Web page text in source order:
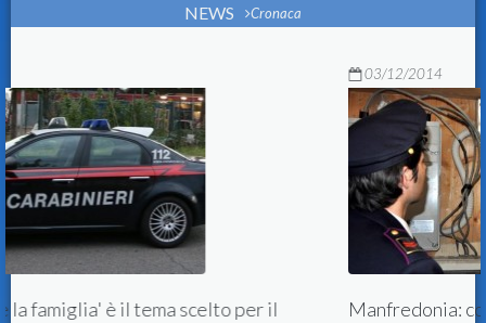
NEWS
Cronaca
il
Manfredonia: contrasto ai furti di energia